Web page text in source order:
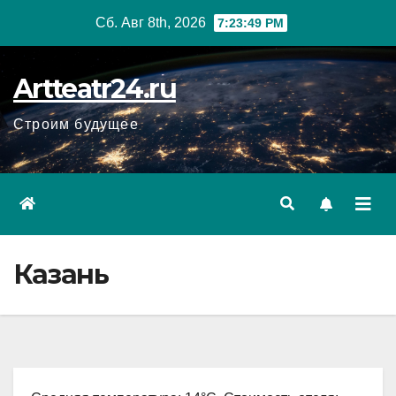
Сб. Авг 8th, 2026 7:23:50 PM
Artteatr24.ru
Строим будущее
Казань